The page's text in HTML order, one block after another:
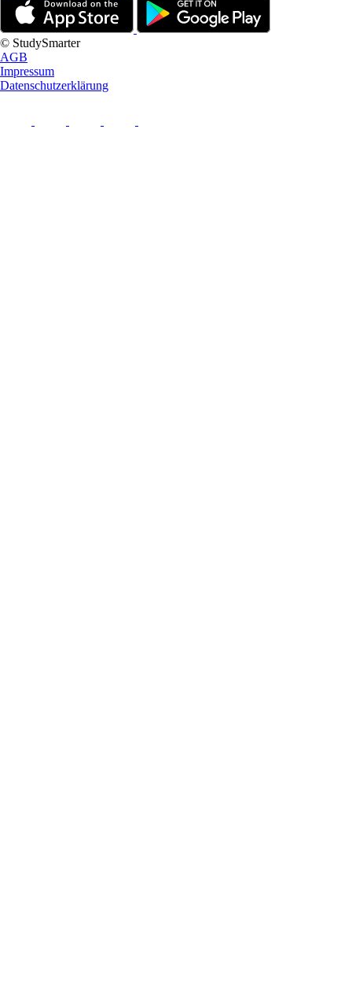
© StudySmarter
AGB
Impressum
Datenschutzerklärung